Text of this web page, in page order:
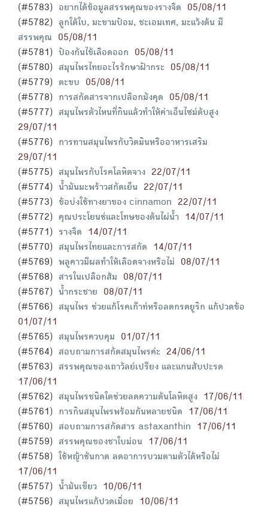
(#5783)
อยากได้ข้อมูลสรรพคุณของรางจืด
05/08/11
(#5782)
ลูกใต้ใบ, มะขามป้อม, ชะเอมเทศ, มะแว้งต้น มี
สรรพคุณ
05/08/11
(#5781)
ป้องกันไข้เลือดออก
05/08/11
(#5780)
สมุนไพรไทยอะไรรักษาฝ้ากระ
05/08/11
(#5779)
ตะขบ
05/08/11
(#5778)
การสกัดสารจากเปลือกมังคุด
05/08/11
(#5777)
สมุนไพรตัวไหนที่กินแล้วทำให้ค่าเอ็นไซม์ตับสูง
29/07/11
(#5776)
การทานสมุนไพรกับวิตมินหรืออาหารเสริม
29/07/11
(#5775)
สมุนไพรกับโรคโลหิตจาง
22/07/11
(#5774)
น้ำมันมะพร้าวสกัดเย็น
22/07/11
(#5773)
ข้อบ่งใช้ทางยาของ cinnamon
22/07/11
(#5772)
คุณประโยนช์และโทษของต้นไผ่น้ำ
14/07/11
(#5771)
รางจืด
14/07/11
(#5770)
สมุนไพรไทยและการสกัด
14/07/11
(#5769)
พลูคาวมีผลทำให้เลือดจางหรือไม่
08/07/11
(#5768)
สารในเปลือกส้ม
08/07/11
(#5767)
น้ำกระชาย
08/07/11
(#5766)
สมุนไพร ช่วยแก้โรคเก๊าท์หรือลดกรดยูริก แก้ปวดข้อ
01/07/11
(#5765)
สมุนไพรควบคุม
01/07/11
(#5764)
สอบถามการสกัดสมุนไพรค่ะ
24/06/11
(#5763)
สรรพคุณของเถาวัลย์เปรียง และแกนสับปะรด
17/06/11
(#5762)
สมุนไพรชนิดใดช่วยลดความดันโลหิตสูง
17/06/11
(#5761)
การกินสมุนไพรพร้อมกันหลายชนิด
17/06/11
(#5760)
สอบถามการสกัดสาร astaxanthin
17/06/11
(#5759)
สรรพคุณของชาใบม่อน
17/06/11
(#5758)
ใช้หญ้าชันกาด ลดอาการบวมตามตัวได้หรือไม่
17/06/11
(#5757)
น้ำมันเขียว
10/06/11
(#5756)
สมุนไพรแก้ปวดเมื่อย
10/06/11